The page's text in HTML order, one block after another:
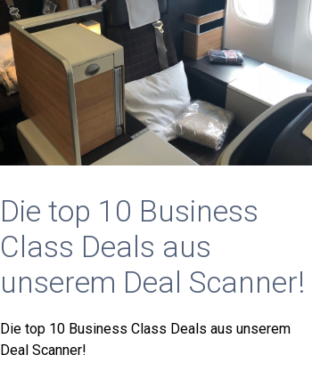
Die top 10 Business
Class Deals aus
unserem Deal Scanner!
Die top 10 Business Class Deals aus unserem
Deal Scanner!